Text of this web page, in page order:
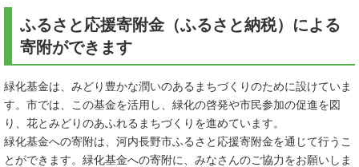
ふるさと応援寄附金（ふるさと納税）による
寄附ができます
緑化基金は、みどり豊かな潤いのあるまちづくりのために設けていま
す。市では、この基金を活用し、緑化の啓発や市民参加の促進を図
り、花とみどりのあふれるまちづくりを進めています。
緑化基金への寄附は、河内長野市ふるさと応援寄附金を通じて行うこ
とができます。緑化基金への寄附に、みなさんのご協力をお願いしま